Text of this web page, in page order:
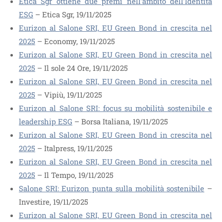
ESG – Etica Sgr, 19/11/2025
Eurizon al Salone SRI, EU Green Bond in crescita nel
2025 – Economy, 19/11/2025
Eurizon al Salone SRI, EU Green Bond in crescita nel
2025 – Il sole 24 Ore, 19/11/2025
Eurizon al Salone SRI, EU Green Bond in crescita nel
2025 – Vipiù, 19/11/2025
Eurizon al Salone SRI: focus su mobilità sostenibile e
leadership ESG – Borsa Italiana, 19/11/2025
Eurizon al Salone SRI, EU Green Bond in crescita nel
2025 – Italpress, 19/11/2025
Eurizon al Salone SRI, EU Green Bond in crescita nel
2025 – Il Tempo, 19/11/2025
Salone SRI: Eurizon punta sulla mobilità sostenibile –
Investire, 19/11/2025
Eurizon al Salone SRI, EU Green Bond in crescita nel